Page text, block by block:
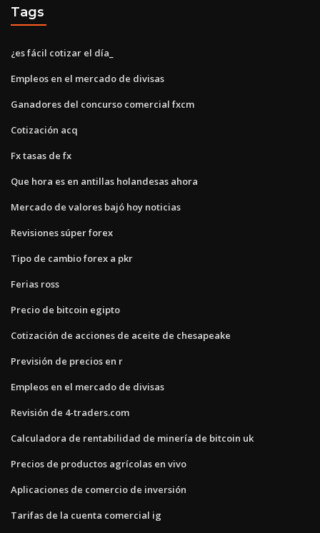
Tags
¿es fácil cotizar el día_
Empleos en el mercado de divisas
Ganadores del concurso comercial fxcm
Cotización acq
Fx tasas de fx
Que hora es en antillas holandesas ahora
Mercado de valores bajó hoy noticias
Revisiones súper forex
Tipo de cambio forex a pkr
Ferias ross
Precio de bitcoin egipto
Cotización de acciones de aceite de chesapeake
Previsión de precios en r
Empleos en el mercado de divisas
Revisión de 4-traders.com
Calculadora de rentabilidad de minería de bitcoin uk
Precios de productos agrícolas en vivo
Aplicaciones de comercio de inversión
Tarifas de la cuenta comercial ig